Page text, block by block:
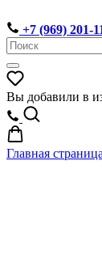
+7 (969) 201-
Вы добавили в
Главная страница